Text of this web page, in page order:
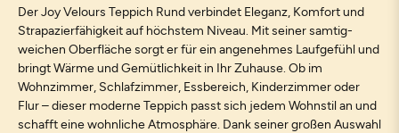
Der Joy Velours Teppich Rund verbindet Eleganz, Komfort und
Strapazierfähigkeit auf höchstem Niveau. Mit seiner samtig-
weichen Oberfläche sorgt er für ein angenehmes Laufgefühl und
bringt Wärme und Gemütlichkeit in Ihr Zuhause. Ob im
Wohnzimmer, Schlafzimmer, Essbereich, Kinderzimmer oder
Flur – dieser moderne Teppich passt sich jedem Wohnstil an und
schafft eine wohnliche Atmosphäre. Dank seiner großen Auswahl